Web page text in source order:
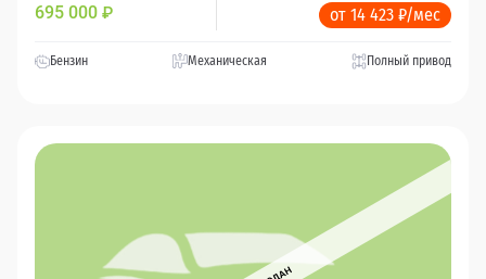
695 000 ₽ от 14 423 ₽/мес
Бензин Механическая Полный привод